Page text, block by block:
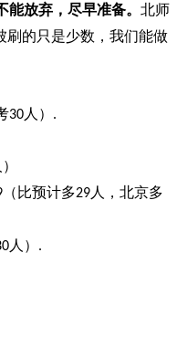
放弃，尽早准备。 北师
刷的只是少数，我们能做
30人） .
（比预计多29人，北京多
人） .